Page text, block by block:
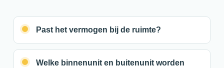
Past het vermogen bij de ruimte?
Welke binnenunit en buitenunit worden